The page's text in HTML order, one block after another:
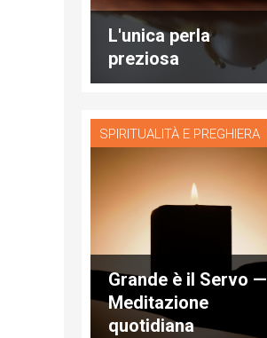
L'unica perla
preziosa
SPIRITUALITÀ E PREGHIERA
Grande è il Servo —
Meditazione
quotidiana